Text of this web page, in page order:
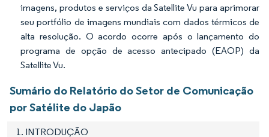
imagens, produtos e serviços da Satellite Vu para aprimorar
seu portfólio de imagens mundiais com dados térmicos de
alta resolução. O acordo ocorre após o lançamento do
programa de opção de acesso antecipado (EAOP) da
Satellite Vu.
Sumário do Relatório do Setor de Comunicação
por Satélite do Japão
1. INTRODUÇÃO